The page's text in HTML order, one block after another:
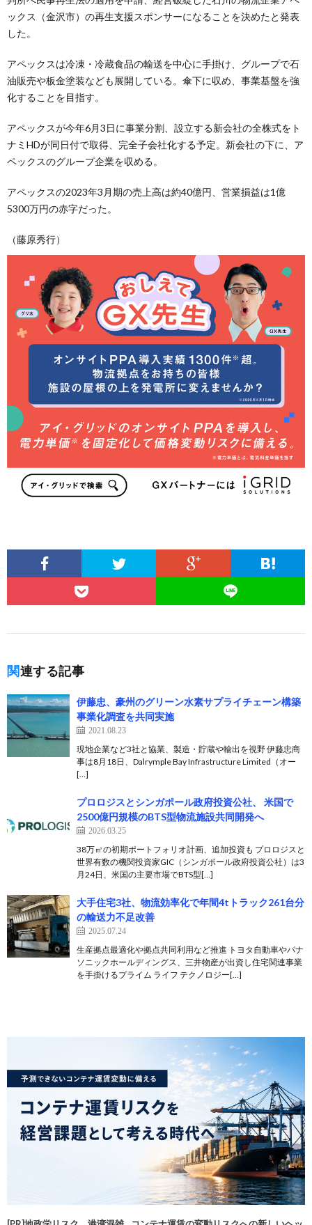
ックス（金沢市）の再生支援スポンサーになることを決めたと発表
した。
アペックスは冷凍・冷蔵食品の輸送を中心に手掛け、グループで石
油販売や板金塗装なども展開している。傘下に収め、事業基盤を強
化することを目指す。
アペックスが今年6月3日に事業分割、設立する新会社の全株式をト
ナミHDが同日付で取得、完全子会社化する予定。新会社の下に、ア
ペックスのグループ企業を収める。
アペックスの2023年3月期の売上高は約40億円、営業損益は1億
5300万円の赤字だった。
（藤原秀行）
関連する記事
伊藤忠、豪州のグリーン水素サプライチェーン構築
事業化調査を共同実施
2021.08.23
現地企業など3社と協業、製造・貯蔵や輸出を視野 伊藤忠商
事は8月18日、Dalrymple Bay Infrastructure Limited（オー
[…]
プロロジスとシンガポール政府投資公社、 米国で
2500億円規模のBTS型物流施設共同開発へ
2026.03.25
38万㎡の初期ポートフォリオ計画、追加投資も プロロジスと
世界有数の機関投資家GIC（シンガポール政府投資公社）は3
月24日、米国の主要市場でBTS型[…]
大手住宅3社、物流効率化で年間4tトラック261台分
の輸送力不足改善
2025.07.24
生産拠点最適化や拠点共同利用など推進 トヨタ自動車やパナ
ソニックホールディングス、三井物産が出資し住宅関連事業
を手掛けるプライム ライフ テクノロジー[…]